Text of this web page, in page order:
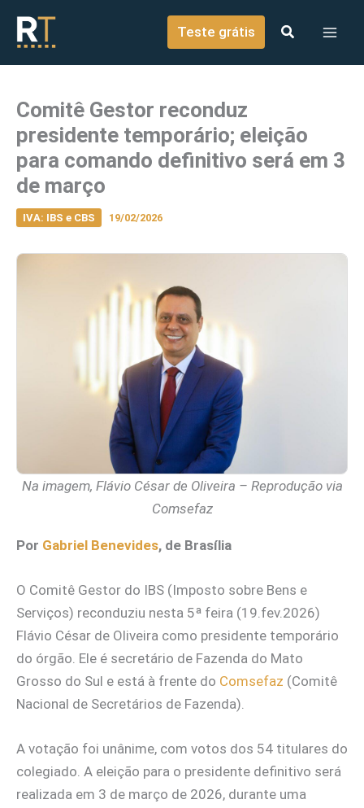
conteúdo
Teste grátis
Comitê Gestor reconduz
presidente temporário; eleição
para comando definitivo será em 3
de março
IVA: IBS e CBS 19/02/2026
Na imagem, Flávio César de Oliveira – Reprodução via
Comsefaz
Por Gabriel Benevides, de Brasília
O Comitê Gestor do IBS (Imposto sobre Bens e
Serviços) reconduziu nesta 5ª feira (19.fev.2026)
Flávio César de Oliveira como presidente temporário
do órgão. Ele é secretário de Fazenda do Mato
Grosso do Sul e está à frente do Comsefaz (Comitê
Nacional de Secretários de Fazenda).
A votação foi unânime, com votos dos 54 titulares do
colegiado. A eleição para o presidente definitivo será
realizada em 3 de março de 2026, durante uma